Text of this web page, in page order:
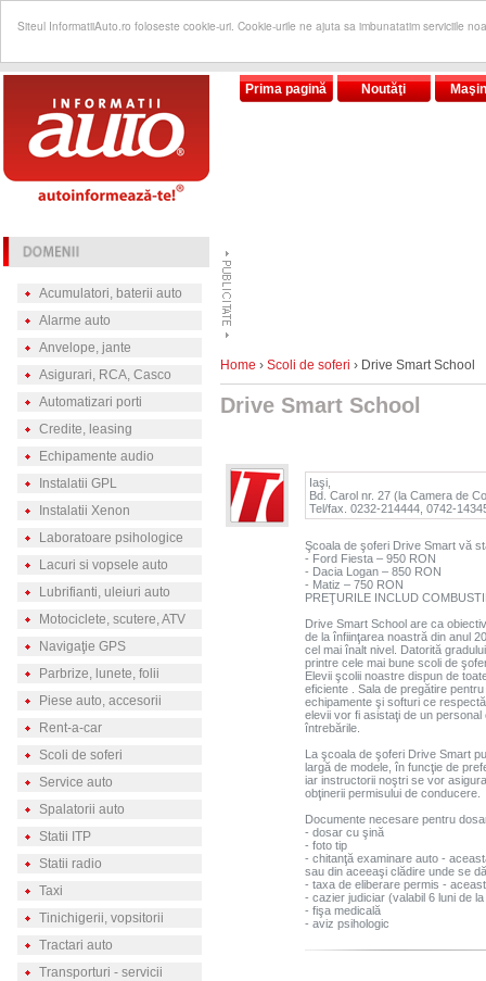
Siteul InformatiiAuto.ro foloseste cookie-uri. Cookie-urile ne ajuta sa imbunatatim serviciile
Prima pagină Noutăţi
Acumulatori, baterii auto
Alarme auto
Anvelope, jante
Asigurari, RCA, Casco
Automatizari porti
Credite, leasing
Echipamente audio
Instalatii GPL
Instalatii Xenon
Laboratoare psihologice
Lacuri si vopsele auto
Lubrifianti, uleiuri auto
Motociclete, scutere, ATV
Navigaţie GPS
Parbrize, lunete, folii
Piese auto, accesorii
Rent-a-car
Scoli de soferi
Service auto
Spalatorii auto
Statii ITP
Statii radio
Taxi
Tinichigerii, vopsitorii
Tractari auto
Transporturi - servicii
Home › Scoli de soferi › Drive Smart School
Drive Smart School
Iaşi,
Bd. Carol nr. 27 (la Camera de
Tel/fax. 0232-214444, 0742-
Şcoala de şoferi Drive Smart vă
- Ford Fiesta – 950 RON
- Dacia Logan – 850 RON
- Matiz – 750 RON
PREŢURILE INCLUD
Drive Smart School are ca
de la înfiinţarea noastră din anul
cel mai înalt nivel. Datorită
printre cele mai bune scoli de
Elevii şcolii noastre dispun de
eficiente . Sala de pregătire
echipamente şi softuri ce
elevii vor fi asistaţi de un
întrebările.
La şcoala de şoferi Drive Smart
largă de modele, în funcţie de
iar instructorii noştri se vor
obţinerii permisului de conducere.
Documente necesare pentru
- dosar cu şină
- foto tip
- chitanţă examinare auto -
sau din aceeaşi clădire unde se
- taxa de eliberare permis -
- cazier judiciar (valabil 6 luni de
- fişa medicală
- aviz psihologic